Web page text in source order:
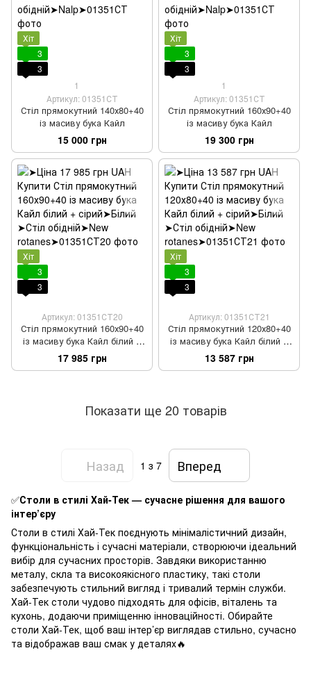
Хіт
3
3
1
Артикул: 01351СТ
Стіл прямокутний 140х80+40
із масиву бука Кайл
15 000 грн
Хіт
3
3
1
Артикул: 01351СТ
Стіл прямокутний 160х90+40
із масиву бука Кайл
19 300 грн
Хіт
3
3
Артикул: 01351СТ20
Стіл прямокутний 160х90+40
із масиву бука Кайл білий +
сірий
17 985 грн
Хіт
3
3
Артикул: 01351СТ21
Стіл прямокутний 120х80+40
із масиву бука Кайл білий +
сірий
13 587 грн
Показати ще 20 товарів
Назад 1 з 7 Вперед
✅Столи в стилі Хай-Тек — сучасне рішення для вашого
інтер’єру
Столи в стилі Хай-Тек поєднують мінімалістичний дизайн,
функціональність і сучасні матеріали, створюючи ідеальний
вибір для сучасних просторів. Завдяки використанню
металу, скла та високоякісного пластику, такі столи
забезпечують стильний вигляд і тривалий термін служби.
Хай-Тек столи чудово підходять для офісів, віталень та
кухонь, додаючи приміщенню інноваційності. Обирайте
столи Хай-Тек, щоб ваш інтер’єр виглядав стильно, сучасно
та відображав ваш смак у деталях🔥